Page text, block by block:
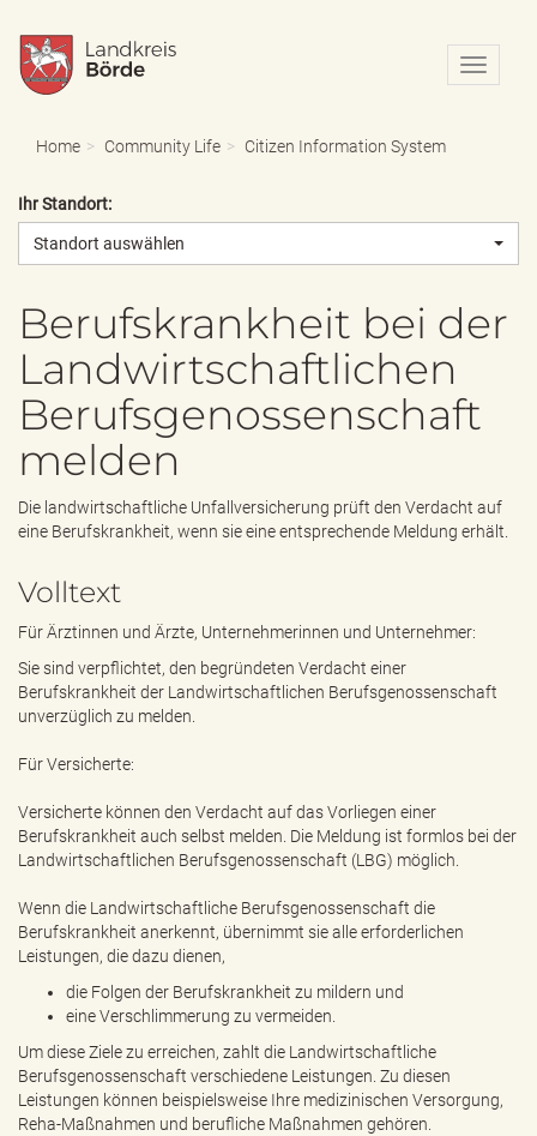
N
a
o
i
/
a
b
l
n
Home Community Life Citizen Information System
Ihr Standort:
Standort auswählen
Berufskrankheit bei der
Landwirtschaftlichen
Berufsgenossenschaft
melden
Die landwirtschaftliche Unfallversicherung prüft den Verdacht auf
eine Berufskrankheit, wenn sie eine entsprechende Meldung erhält.
Volltext
Für Ärztinnen und Ärzte, Unternehmerinnen und Unternehmer:
Sie sind verpflichtet, den begründeten Verdacht einer
Berufskrankheit der Landwirtschaftlichen Berufsgenossenschaft
unverzüglich zu melden.
Für Versicherte:
Versicherte können den Verdacht auf das Vorliegen einer
Berufskrankheit auch selbst melden. Die Meldung ist formlos bei der
Landwirtschaftlichen Berufsgenossenschaft (LBG) möglich.
Wenn die Landwirtschaftliche Berufsgenossenschaft die
Berufskrankheit anerkennt, übernimmt sie alle erforderlichen
Leistungen, die dazu dienen,
die Folgen der Berufskrankheit zu mildern und
eine Verschlimmerung zu vermeiden.
Um diese Ziele zu erreichen, zahlt die Landwirtschaftliche
Berufsgenossenschaft verschiedene Leistungen. Zu diesen
Leistungen können beispielsweise Ihre medizinischen Versorgung,
Reha-Maßnahmen und berufliche Maßnahmen gehören.